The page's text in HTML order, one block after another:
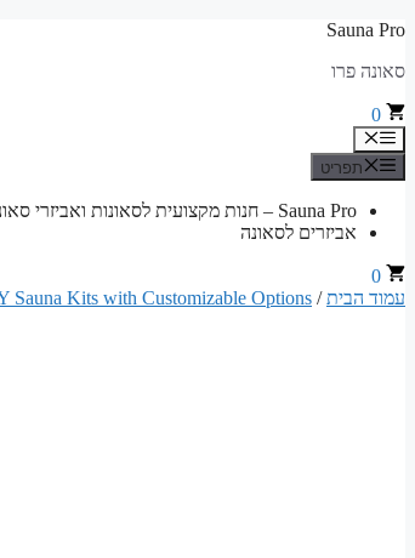
לדלג
Sauna Pro
סאונה פרו
0
תפריט
תפריט
Sauna Pro – חנות מקצועית לסאונות ואביזרי סאונה
אביזרים לסאונה
0
עמוד הבית/
Sauna Kits with Customizable Options